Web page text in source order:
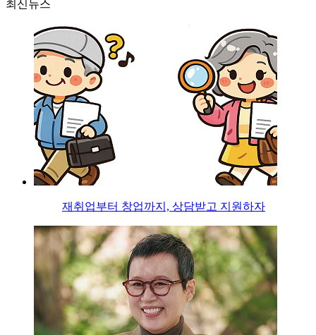
최신뉴스
재취업부터 창업까지, 상담받고 지원하자